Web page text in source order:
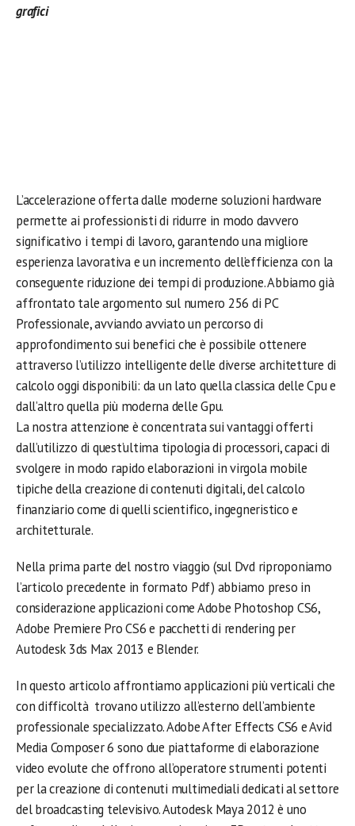
grafici
L’accelerazione offerta dalle moderne soluzioni hardware
permette ai professionisti di ridurre in modo davvero
significativo i tempi di lavoro, garantendo una migliore
esperienza lavorativa e un incremento dell’efficienza con la
conseguente riduzione dei tempi di produzione. Abbiamo già
affrontato tale argomento sul numero 256 di PC
Professionale, avviando avviato un percorso di
approfondimento sui benefici che è possibile ottenere
attraverso l’utilizzo intelligente delle diverse architetture di
calcolo oggi disponibili: da un lato quella classica delle Cpu e
dall’altro quella più moderna delle Gpu.
La nostra attenzione è concentrata sui vantaggi offerti
dall’utilizzo di quest’ultima tipologia di processori, capaci di
svolgere in modo rapido elaborazioni in virgola mobile
tipiche della creazione di contenuti digitali, del calcolo
finanziario come di quelli scientifico, ingegneristico e
architetturale.
Nella prima parte del nostro viaggio (sul Dvd riproponiamo
l’articolo precedente in formato Pdf) abbiamo preso in
considerazione applicazioni come Adobe Photoshop CS6,
Adobe Premiere Pro CS6 e pacchetti di rendering per
Autodesk 3ds Max 2013 e Blender.
In questo articolo affrontiamo applicazioni più verticali che
con difficoltà trovano utilizzo all’esterno dell’ambiente
professionale specializzato. Adobe After Effects CS6 e Avid
Media Composer 6 sono due piattaforme di elaborazione
video evolute che offrono all’operatore strumenti potenti
per la creazione di contenuti multimediali dedicati al settore
del broadcasting televisivo. Autodesk Maya 2012 è uno